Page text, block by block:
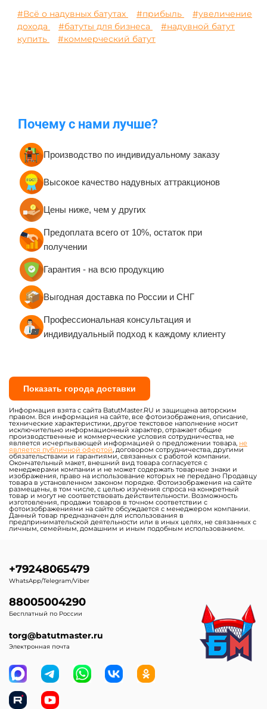
#Всё о надувных батутах #прибыль
#увеличение
дохода
#батуты для бизнеса
#надувной батут
купить
#коммерческий батут
Почему с нами лучше?
Производство по индивидуальному заказу
Высокое качество надувных аттракционов
Цены ниже, чем у других
Предоплата всего от 10%, остаток при
получении
Гарантия - на всю продукцию
Выгодная доставка по России и СНГ
Профессиональная консультация и
индивидуальный подход к каждому клиенту
Показать города доставки
Информация взята с сайта BatutMaster.RU и защищена авторским
правом. Вся информация на сайте, все фотоизображения, описание,
технические характеристики, другое текстовое наполнение носит
исключительно информационный характер, отражает общие
производственные и коммерческие условия сотрудничества, не
является исчерпывающей информацией о предложении товара, не
является публичной офертой, договором сотрудничества, другими
обязательствами и гарантиями, связанных с работой компании.
Окончательный макет, внешний вид товара согласуется с
менеджерами компании и не может содержать товарные знаки и
изображения, право на использование которых не передано Продавцу
товара в установленном законом порядке. Фотоизображения на сайте
размещены, в том числе, с целью изучения спроса на конкретный
товар и могут не соответствовать действительности. Возможность
изготовления, продажи товаров в точном соответствии с
фотоизображениями на сайте обсуждается с менеджером компании.
Данный товар предназначен для использования в
предпринимательской деятельности или в иных целях, не связанных с
личным, семейным, домашним и иным подобным использованием.
+79248065479
WhatsApp/Telegram/Viber
88005004290
Бесплатный по России
torg@batutmaster.ru
Электронная почта